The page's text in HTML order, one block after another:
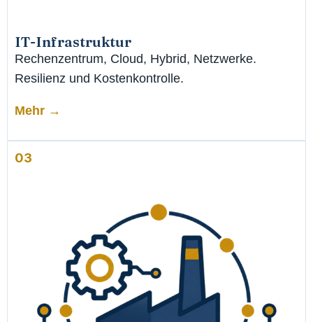
IT-Infrastruktur
Rechenzentrum, Cloud, Hybrid, Netzwerke.
Resilienz und Kostenkontrolle.
Mehr →
03